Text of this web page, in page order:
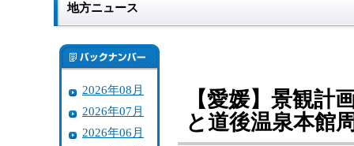
地方ニュース
2026年08月
2026年07月
2026年06月
【愛媛】景観
と道後温泉本館